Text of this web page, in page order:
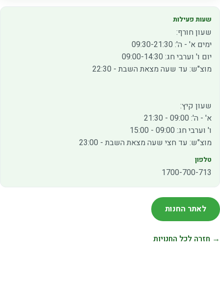
שעות פעילות
שעון חורף:
ימים א' - ה': 09:30-21:30
יום ו' וערבי חג: 09:00-14:30
מוצ"ש: עד שעה מצאת השבת - 22:30
שעון קיץ:
א' - ה': 09:00 - 21:30
ו' וערבי חג: 09:00 - 15:00
מוצ"ש: עד חצי שעה מצאת השבת - 23:00
טלפון
1700-700-713
לאתר החנות
→ חזרה לכל החנויות